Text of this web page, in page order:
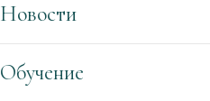
Новости
Обучение